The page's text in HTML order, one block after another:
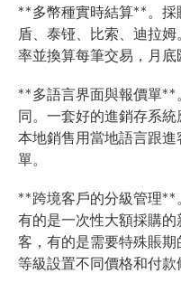
**多幣種實時結算**。採
盾、泰铔、比索、迪拉
率並換算每筆交易，月底
**多語言界面與報價單**
同。一套好的進銷存系統
本地銷售用當地語言跟
單。
**跨境客戶的分級管理**
有的是一次性大額採購
客，有的是需要特殊賬
等級設置不同價格和付款